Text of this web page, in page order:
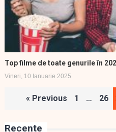
Top filme de toate genurile în
Vineri, 10 Ianuarie 2025
Paginație« Previous 1 … 26
Recente